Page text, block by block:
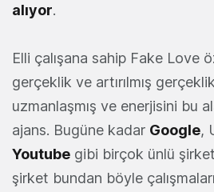
alıyor.
Elli çalışana sahip Fake Love
gerçeklik ve artırılmış
uzmanlaşmış ve enerjisini bu
ajans. Bugüne kadar Google,
Youtube gibi birçok ünlü
şirket bundan böyle